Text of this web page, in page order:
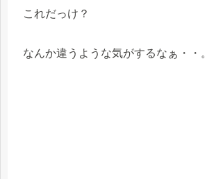
これだっけ？
なんか違うような気がするなぁ・・。